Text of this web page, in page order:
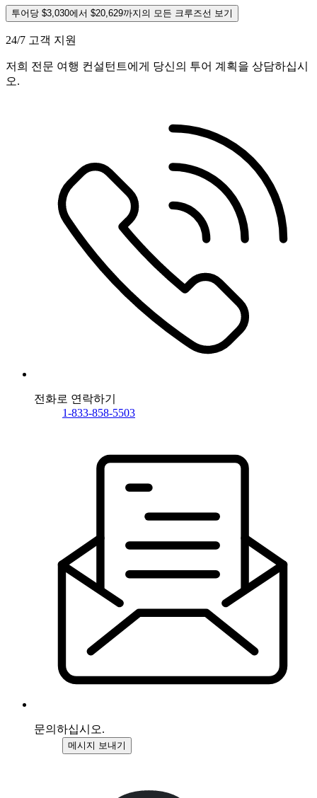
투어당 $3,030에서 $20,629까지의 모든 크루즈선 보기
24/7 고객 지원
저희 전문 여행 컨설턴트에게 당신의 투어 계획을 상담하십시
오.
전화로 연락하기
1-833-858-5503
문의하십시오.
메시지 보내기